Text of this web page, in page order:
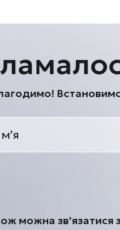
можна зв’язатися